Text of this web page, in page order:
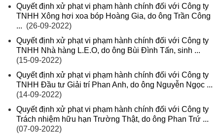
Quyết định xử phạt vi phạm hành chính đối với Công ty
TNHH Xông hơi xoa bóp Hoàng Gia, do ông Trần Công
... (26-09-2022)
Quyết định xử phạt vi phạm hành chính đối với Công ty
TNHH Nhà hàng L.E.O, do ông Bùi Đình Tấn, sinh ...
(15-09-2022)
Quyết định xử phạt vi phạm hành chính đối với Công ty
TNHH Đầu tư Giải trí Phan Anh, do ông Nguyễn Ngọc ...
(14-09-2022)
Quyết định xử phạt vi phạm hành chính đối với Công ty
Trách nhiệm hữu hạn Trường Thật, do ông Phan Trứ ...
(07-09-2022)